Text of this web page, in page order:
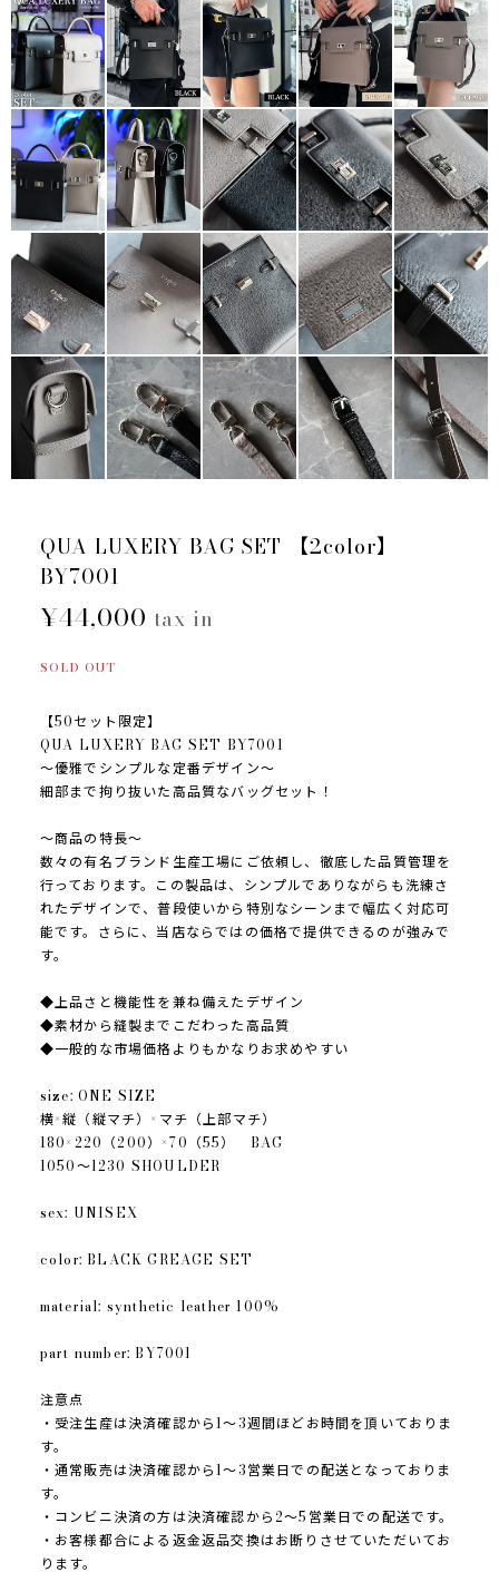
QUA LUXERY BAG SET 【2color】
BY7001
¥44,000 tax in
SOLD OUT
【50セット限定】
QUA LUXERY BAG SET BY7001
〜優雅でシンプルな定番デザイン〜
細部まで拘り抜いた高品質なバッグセット！
〜商品の特長〜
数々の有名ブランド生産工場にご依頼し、徹底した品質管理を
行っております。この製品は、シンプルでありながらも洗練さ
れたデザインで、普段使いから特別なシーンまで幅広く対応可
能です。さらに、当店ならではの価格で提供できるのが強みで
す。
◆上品さと機能性を兼ね備えたデザイン
◆素材から縫製までこだわった高品質
◆一般的な市場価格よりもかなりお求めやすい
size: ONE SIZE
横×縦（縦マチ）×マチ（上部マチ）
180×220（200）×70（55） BAG
1050〜1230 SHOULDER
sex: UNISEX
color: BLACK GREAGE SET
material: synthetic leather 100%
part number: BY7001
注意点
・受注生産は決済確認から1〜3週間ほどお時間を頂いておりま
す。
・通常販売は決済確認から1〜3営業日での配送となっておりま
す。
・コンビニ決済の方は決済確認から2〜5営業日での配送です。
・お客様都合による返金返品交換はお断りさせていただいてお
ります。